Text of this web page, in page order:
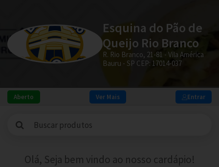
Esquina do Pão de
Queijo Rio Branco
R. Rio Branco, 21-81 - Vila América
Bauru - SP CEP: 17014-037
Entrar
Aberto Ver Mais
Olá, Seja bem vindo ao nosso cardápio!